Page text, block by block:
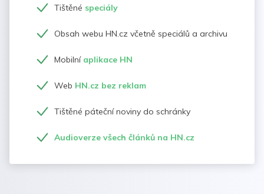
Tištěné speciály
Obsah webu HN.cz včetně speciálů a archivu
Mobilní aplikace HN
Web HN.cz bez reklam
Tištěné páteční noviny do schránky
Audioverze všech článků na HN.cz